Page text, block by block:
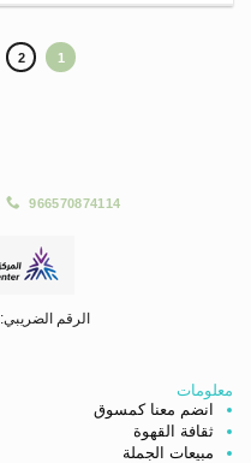
1
2
966570874114
الرقم الضريبي:312714252800003
معلومات
انضم معنا كمسوق
ثقافة القهوة
مبيعات الجملة